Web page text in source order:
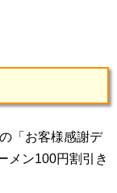
「お客様感謝デ
メン100円割引き